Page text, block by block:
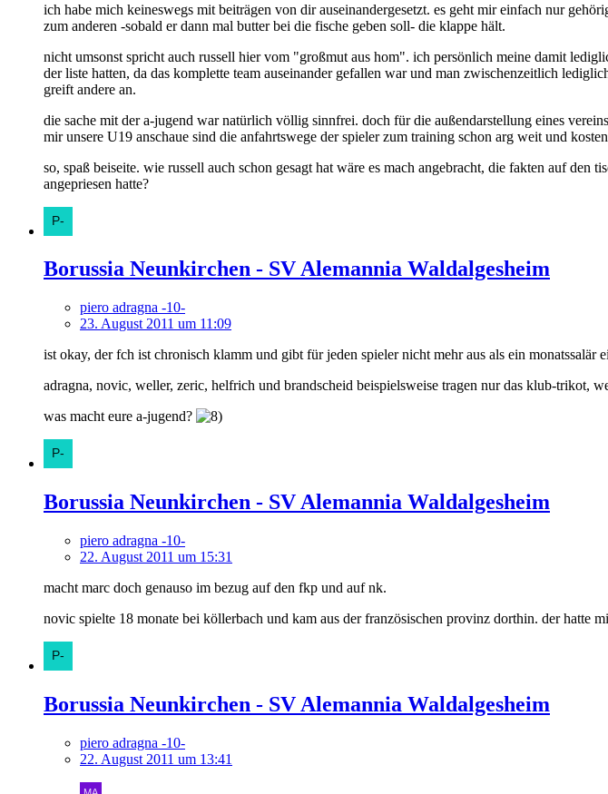
ich habe mich keineswegs mit beiträgen von dir auseinandergesetzt. es geht mir einfach nur
zum anderen -sobald er dann mal butter bei die fische geben soll- die klappe hält.
nicht umsonst spricht auch russell hier vom "großmut aus hom". ich persönlich meine damit
der liste hatten, da das komplette team auseinander gefallen war und man zwischenzeitlich
greift andere an.
die sache mit der a-jugend war natürlich völlig sinnfrei. doch für die außendarstellung eines
mir unsere U19 anschaue sind die anfahrtswege der spieler zum training schon arg weit und
so, spaß beiseite. wie russell auch schon gesagt hat wäre es mach angebracht, die fakten auf
angepriesen hatte?
Borussia Neunkirchen - SV Alemannia Waldalgesheim
piero adragna -10-
23. August 2011 um 11:09
ist okay, der fch ist chronisch klamm und gibt für jeden spieler nicht mehr aus als ein monatssalär
adragna, novic, weller, zeric, helfrich und brandscheid beispielsweise tragen nur das klub-trikot,
was macht eure a-jugend?
Borussia Neunkirchen - SV Alemannia Waldalgesheim
piero adragna -10-
22. August 2011 um 15:31
macht marc doch genauso im bezug auf den fkp und auf nk.
novic spielte 18 monate bei köllerbach und kam aus der französischen provinz dorthin. der hatte
Borussia Neunkirchen - SV Alemannia Waldalgesheim
piero adragna -10-
22. August 2011 um 13:41